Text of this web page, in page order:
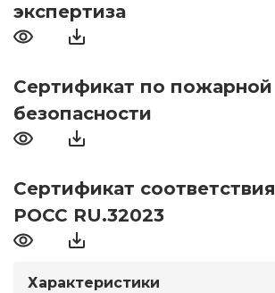
экспертиза
Сертификат по пожарной
безопасности
Сертификат соответствия
РОСС RU.32023
Характеристики